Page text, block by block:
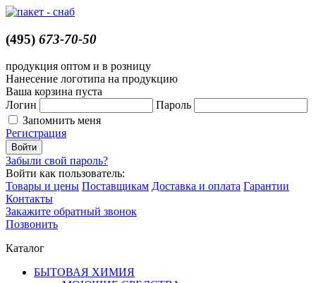
(495) 673-70-50
продукция оптом и в розницу
Нанесение логотипа на продукцию
Ваша корзина пуста
Логин
Пароль
Запомнить меня
Регистрация
Забыли свой пароль?
Войти как пользователь:
Товары и цены Поставщикам Доставка и оплата Гарантии
Контакты
Закажите обратный звонок
Позвонить
Каталог
БЫТОВАЯ ХИМИЯ